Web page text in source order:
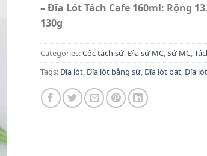
– Đĩa Lót Tách Cafe 160ml: Rộng
130g
Categories:Cốc tách sứ, Đĩa sứ MC, Sứ MC,
Tags:Đĩa lót, Đĩa lót bằng sứ, Đĩa lót bát, Đĩa